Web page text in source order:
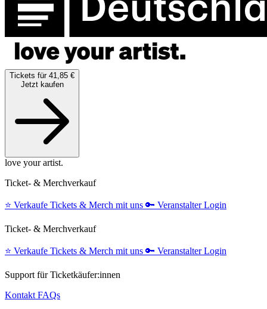
Tickets für 41,85 €
Jetzt kaufen
love your artist.
Ticket- & Merchverkauf
⭐️ Verkaufe Tickets & Merch mit uns 🔑 Veranstalter Login
Ticket- & Merchverkauf
⭐️ Verkaufe Tickets & Merch mit uns 🔑 Veranstalter Login
Support für Ticketkäufer:innen
Kontakt FAQs